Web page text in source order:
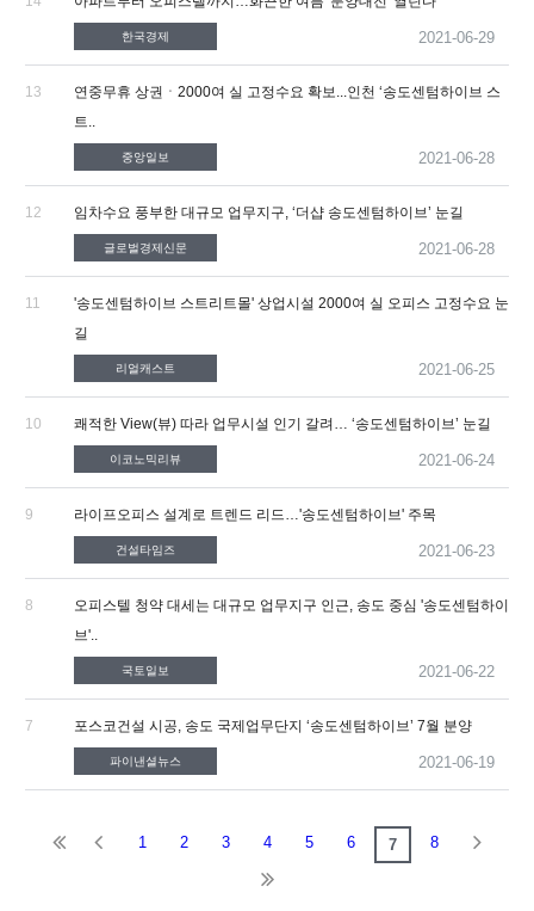
한국경제 2021-06-29
13
연중무휴 상권ㆍ2000여 실 고정수요 확보...인천 ‘송도센텀하이브 스
트..
중앙일보 2021-06-28
12 임차수요 풍부한 대규모 업무지구, ‘더샵 송도센텀하이브’ 눈길
글로벌경제신문 2021-06-28
11
'송도센텀하이브 스트리트몰' 상업시설 2000여 실 오피스 고정수요 눈
길
리얼캐스트 2021-06-25
10 쾌적한 View(뷰) 따라 업무시설 인기 갈려… ‘송도센텀하이브’ 눈길
이코노믹리뷰 2021-06-24
9 라이프오피스 설계로 트렌드 리드…'송도센텀하이브' 주목
건설타임즈 2021-06-23
8
오피스텔 청약 대세는 대규모 업무지구 인근, 송도 중심 '송도센텀하이
브'..
국토일보 2021-06-22
7 포스코건설 시공, 송도 국제업무단지 ‘송도센텀하이브’ 7월 분양
파이낸셜뉴스 2021-06-19
1 2 3 4 5 6 7 8